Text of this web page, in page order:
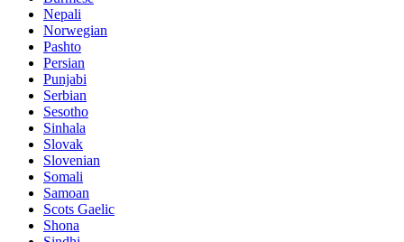
Nepali
Norwegian
Pashto
Persian
Punjabi
Serbian
Sesotho
Sinhala
Slovak
Slovenian
Somali
Samoan
Scots Gaelic
Shona